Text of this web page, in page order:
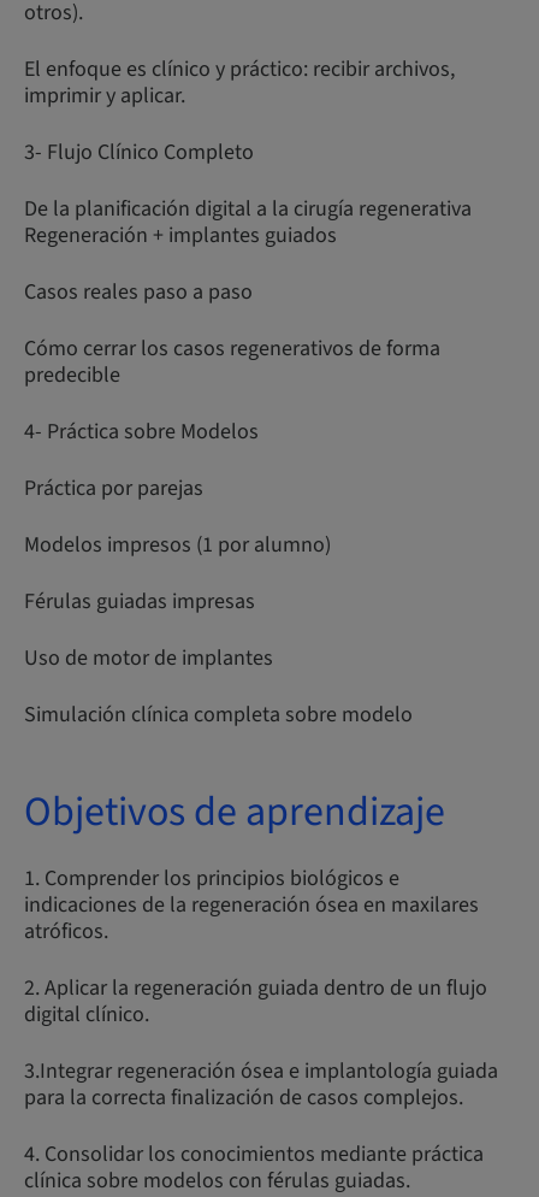
otros).
El enfoque es clínico y práctico: recibir archivos,
imprimir y aplicar.
3- Flujo Clínico Completo
De la planificación digital a la cirugía regenerativa
Regeneración + implantes guiados
Casos reales paso a paso
Cómo cerrar los casos regenerativos de forma
predecible
4- Práctica sobre Modelos
Práctica por parejas
Modelos impresos (1 por alumno)
Férulas guiadas impresas
Uso de motor de implantes
Simulación clínica completa sobre modelo
Objetivos de aprendizaje
1. Comprender los principios biológicos e
indicaciones de la regeneración ósea en maxilares
atróficos.
2. Aplicar la regeneración guiada dentro de un flujo
digital clínico.
3.Integrar regeneración ósea e implantología guiada
para la correcta finalización de casos complejos.
4. Consolidar los conocimientos mediante práctica
clínica sobre modelos con férulas guiadas.